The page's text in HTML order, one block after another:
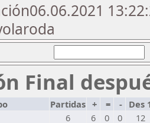
Final
Partidas + = - Des
6 6 0 0
12